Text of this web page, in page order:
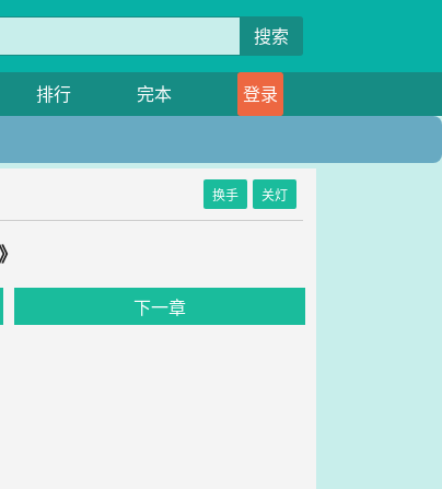
搜索
排行 完本
登录
换手 关灯
下一章